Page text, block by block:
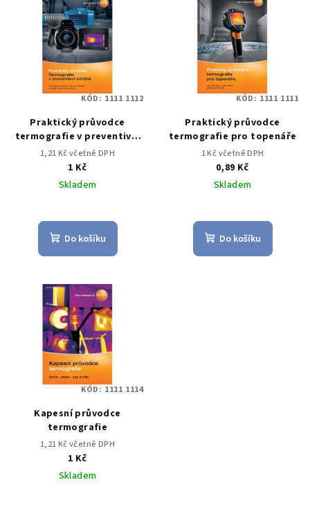
Praktický průvodce
termografie v preventivní
údržbě
1,21 Kč včetně DPH
1 Kč
Skladem
Do košíku
KÓD: 1111 1112
Praktický průvodce
termografie pro topenáře
1 Kč včetně DPH
0,89 Kč
Skladem
Do košíku
KÓD: 1111 1111
Kapesní průvodce
termografie
1,21 Kč včetně DPH
1 Kč
Skladem
KÓD: 1111 1114